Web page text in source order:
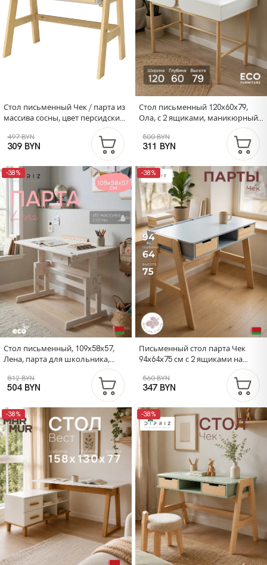
Стол письменный Чек / парта из
массива сосны, цвет персидский
497 BYN
309 BYN
Стол письменный 120х60х79,
Ола, с 2 ящиками, маникюрный,
компьютерный, парта для
школьника, детский, на ножках
массив сосны, белый
500 BYN
311 BYN
-38%
Стол письменный, 109х58х57,
Лена, парта для школьника,
деревянная, белый
812 BYN
504 BYN
-38%
Письменный стол парта Чек
94х64х75 см с 2 ящиками на
ножках из массива сосны, МДФ
синий
560 BYN
347 BYN
-38% -38%